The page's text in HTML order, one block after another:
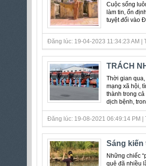
Cuộc sống
làm tin, ổn
tuyệt đối vào
Đăng lúc: 19-04-2023 11:34:23 AM |
TRÁCH
Thời gian
mạng xã hội,
thành trong
dịch bệnh,
Đăng lúc: 19-08-2021 06:49:14 PM |
Sáng kiến
Những chiếc
quê đã nhiều